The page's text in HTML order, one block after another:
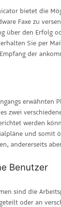
bietet die
Faxe zu
über den Erfolg
Sie per
der
erwähnten
zwei
werden
und somit
andererseits
Benutzer
sind die
oder an